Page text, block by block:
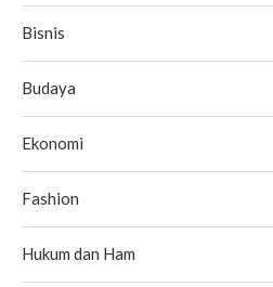
Bisnis
Budaya
Ekonomi
Fashion
Hukum dan Ham